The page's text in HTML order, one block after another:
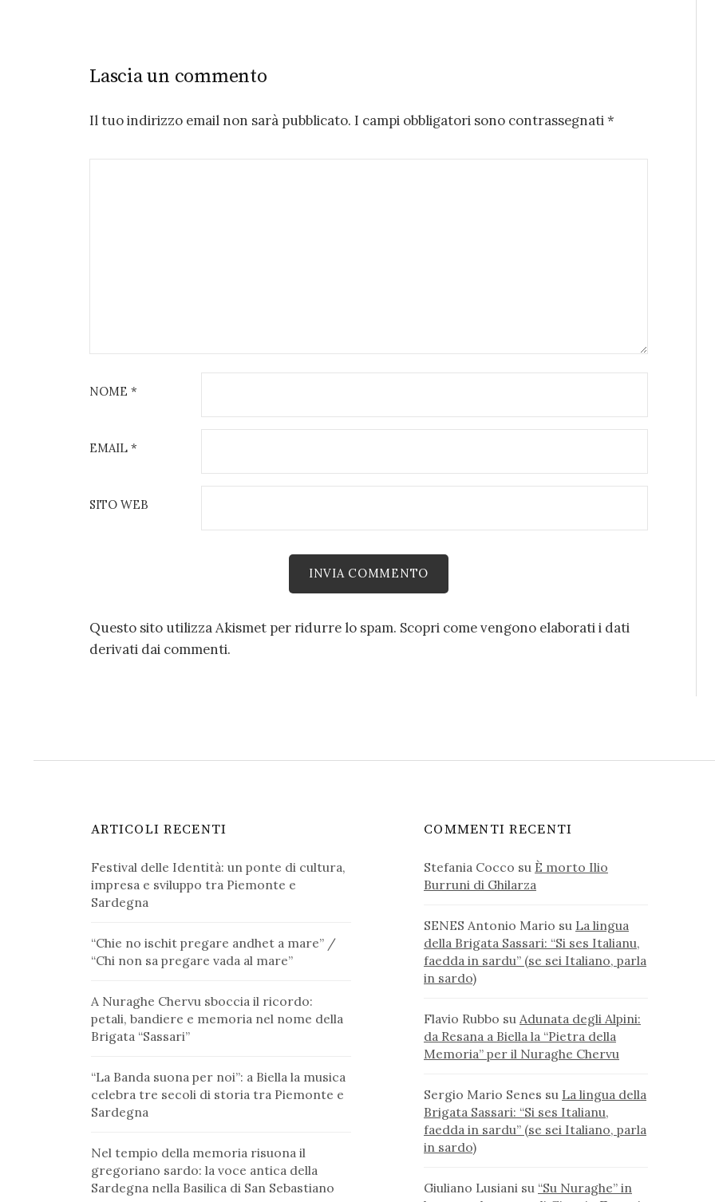
Lascia un commento
Il tuo indirizzo email non sarà pubblicato. I campi obbligatori sono contrassegnati*
NOME *
EMAIL *
SITO WEB
Questo sito utilizza Akismet per ridurre lo spam. Scopri come vengono elaborati i dati
derivati dai commenti.
ARTICOLI RECENTI
Festival delle Identità: un ponte di cultura,
impresa e sviluppo tra Piemonte e
Sardegna
“Chie no ischit pregare andhet a mare” /
“Chi non sa pregare vada al mare”
A Nuraghe Chervu sboccia il ricordo:
petali, bandiere e memoria nel nome della
Brigata “Sassari”
“La Banda suona per noi”: a Biella la musica
celebra tre secoli di storia tra Piemonte e
Sardegna
Nel tempio della memoria risuona il
gregoriano sardo: la voce antica della
Sardegna nella Basilica di San Sebastiano
COMMENTI RECENTI
Stefania Cocco su È morto Ilio
Burruni di Ghilarza
SENES Antonio Mario su La lingua
della Brigata Sassari: “Si ses Italianu,
faedda in sardu” (se sei Italiano, parla
in sardo)
Flavio Rubbo su Adunata degli Alpini:
da Resana a Biella la “Pietra della
Memoria” per il Nuraghe Chervu
Sergio Mario Senes su La lingua della
Brigata Sassari: “Si ses Italianu,
faedda in sardu” (se sei Italiano, parla
in sardo)
Giuliano Lusiani su “Su Nuraghe” in